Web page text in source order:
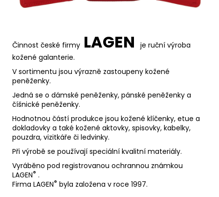
Činnost české firmy LAGEN je ruční výroba
kožené galanterie.
V sortimentu jsou výrazně zastoupeny kožené
peněženky.
Jedná se o dámské peněženky, pánské peněženky a
číšnické peněženky.
Hodnotnou částí produkce jsou kožené klíčenky, etue a
dokladovky a také kožené aktovky, spisovky, kabelky,
pouzdra, vizitkáře či ledvinky.
Při výrobě se používají speciální kvalitní materiály.
Vyráběno pod registrovanou ochrannou známkou
LAGEN® .
Firma LAGEN® byla založena v roce 1997.